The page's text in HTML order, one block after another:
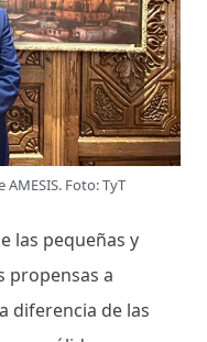
Foto: TyT
las pequeñas y
propensas a
diferencia de las